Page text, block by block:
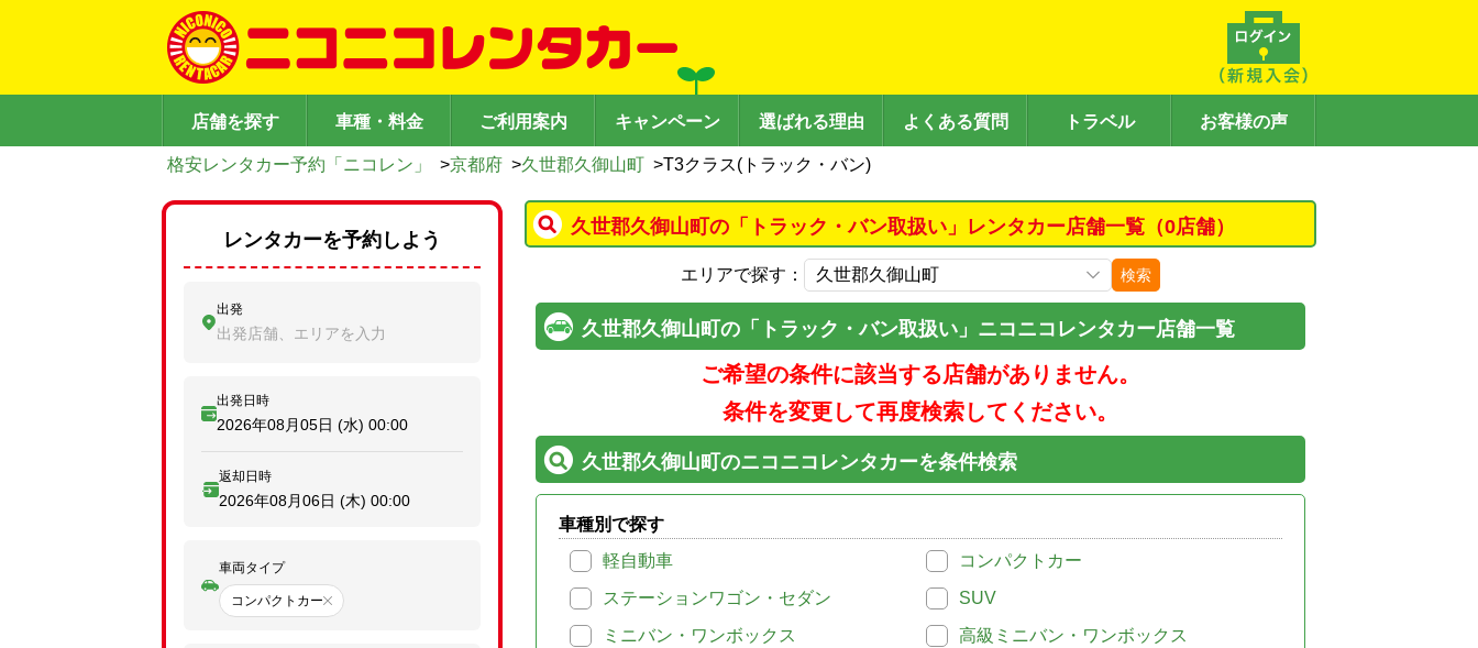
店舗を探す 車種・料金 ご利用案内 キャンペーン 選ばれる理由 よくある質問 トラベル お客様の声
格安レンタカー予約「ニコレン」 >京都府 >久世郡久御山町 >T3クラス(トラック・バン)
久世郡久御山町の「トラック・バン取扱い」レンタカー店舗一覧（0店舗）
エリアで探す： 検索
久世郡久御山町の「トラック・バン取扱い」ニコニコレンタカー店舗一覧
ご希望の条件に該当する店舗がありません。
条件を変更して再度検索してください。
久世郡久御山町のニコニコレンタカーを条件検索
車種別で探す
軽自動車
コンパクトカー
ステーションワゴン・セダン
SUV
ミニバン・ワンボックス
高級ミニバン・ワンボックス
レンタカーを予約しよう
出発
出発店舗、エリアを入力
出発日時
2026年08月05日 (水) 00:00
返却日時
2026年08月06日 (木) 00:00
車両タイプ
コンパクトカー